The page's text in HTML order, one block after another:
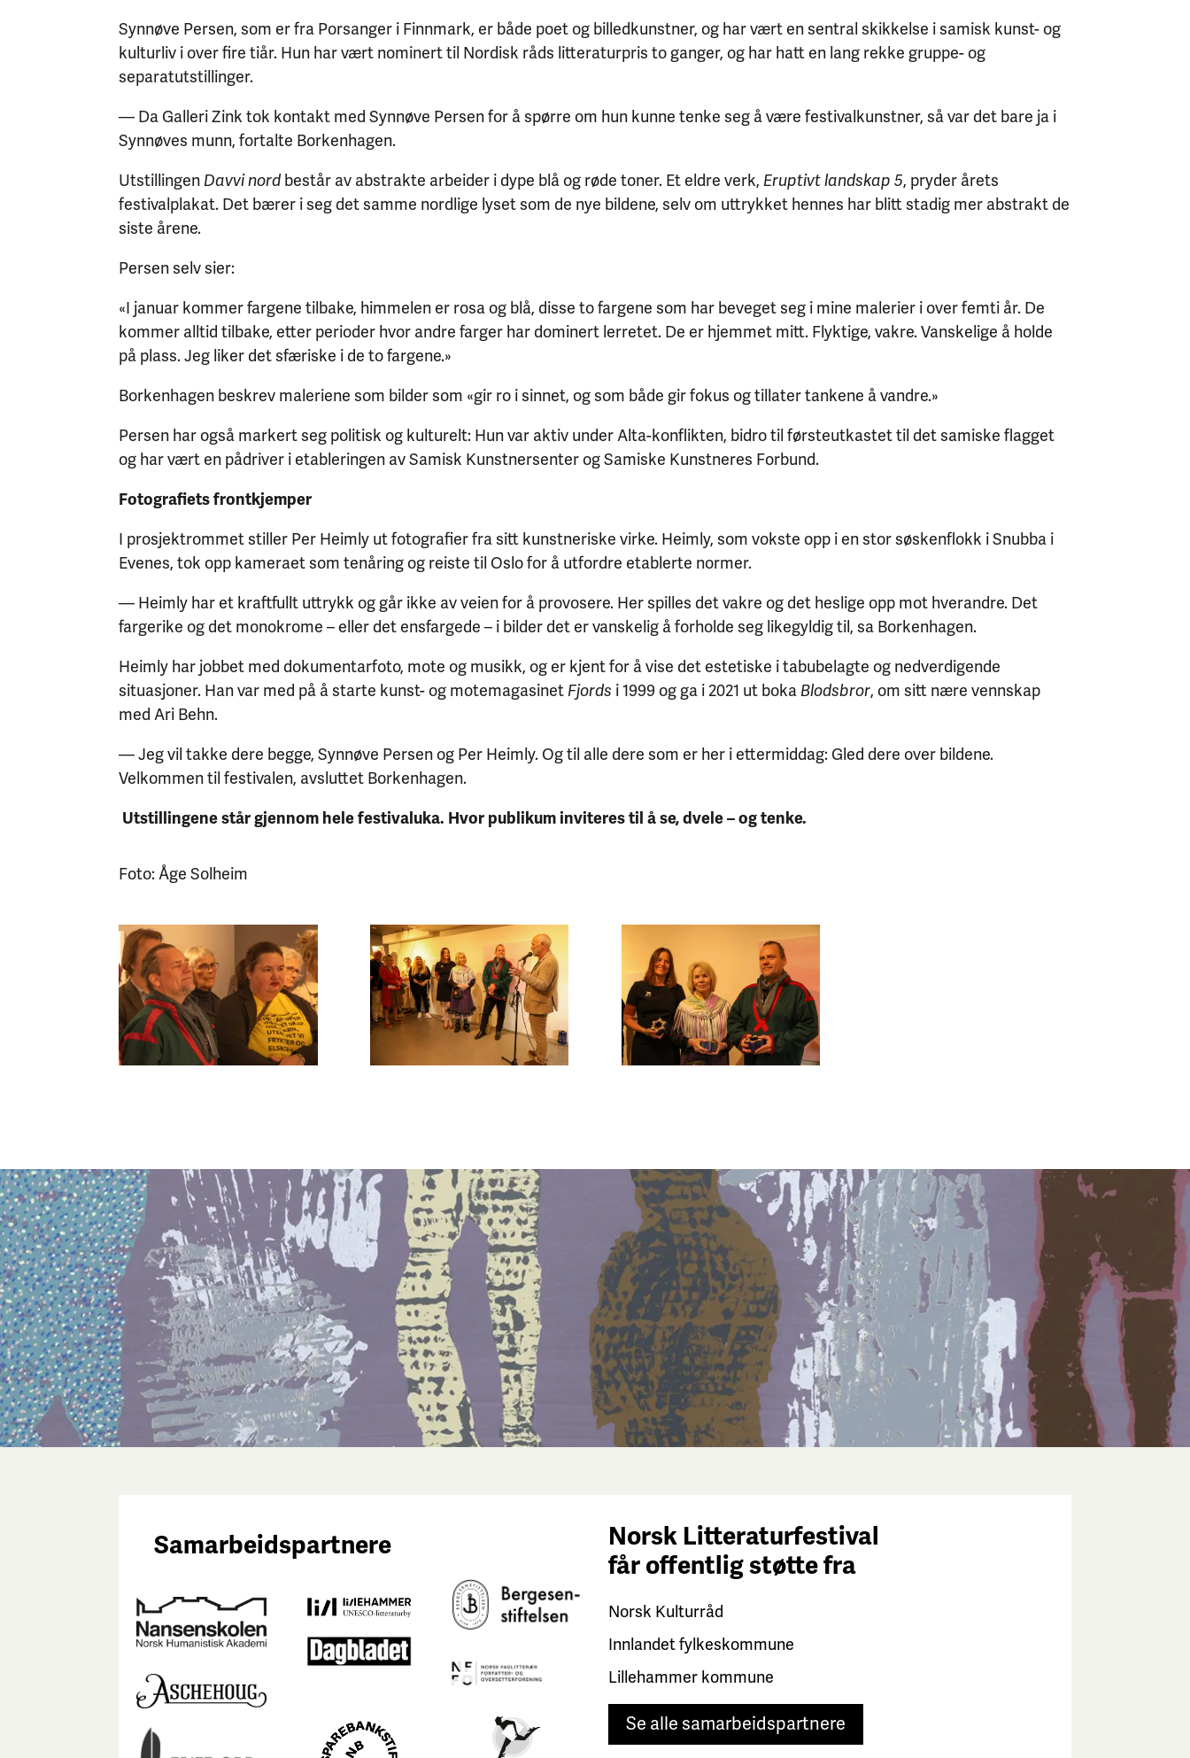
Synnøve Persen, som er fra Porsanger i Finnmark, er både poet og billedkunstner, og har vært en sentral skikkelse i samisk kunst- og
kulturliv i over fire tiår. Hun har vært nominert til Nordisk råds litteraturpris to ganger, og har hatt en lang rekke gruppe- og
separatutstillinger.
— Da Galleri Zink tok kontakt med Synnøve Persen for å spørre om hun kunne tenke seg å være festivalkunstner, så var det bare ja i
Synnøves munn, fortalte Borkenhagen.
Utstillingen Davvi nord består av abstrakte arbeider i dype blå og røde toner. Et eldre verk, Eruptivt landskap 5, pryder årets
festivalplakat. Det bærer i seg det samme nordlige lyset som de nye bildene, selv om uttrykket hennes har blitt stadig mer abstrakt de
siste årene.
Persen selv sier:
«I januar kommer fargene tilbake, himmelen er rosa og blå, disse to fargene som har beveget seg i mine malerier i over femti år. De
kommer alltid tilbake, etter perioder hvor andre farger har dominert lerretet. De er hjemmet mitt. Flyktige, vakre. Vanskelige å holde
på plass. Jeg liker det sfæriske i de to fargene.»
Borkenhagen beskrev maleriene som bilder som «gir ro i sinnet, og som både gir fokus og tillater tankene å vandre.»
Persen har også markert seg politisk og kulturelt: Hun var aktiv under Alta-konflikten, bidro til førsteutkastet til det samiske flagget
og har vært en pådriver i etableringen av Samisk Kunstnersenter og Samiske Kunstneres Forbund.
Fotografiets frontkjemper
I prosjektrommet stiller Per Heimly ut fotografier fra sitt kunstneriske virke. Heimly, som vokste opp i en stor søskenflokk i Snubba i
Evenes, tok opp kameraet som tenåring og reiste til Oslo for å utfordre etablerte normer.
— Heimly har et kraftfullt uttrykk og går ikke av veien for å provosere. Her spilles det vakre og det heslige opp mot hverandre. Det
fargerike og det monokrome – eller det ensfargede – i bilder det er vanskelig å forholde seg likegyldig til, sa Borkenhagen.
Heimly har jobbet med dokumentarfoto, mote og musikk, og er kjent for å vise det estetiske i tabubelagte og nedverdigende
situasjoner. Han var med på å starte kunst- og motemagasinet Fjords i 1999 og ga i 2021 ut boka Blodsbror, om sitt nære vennskap
med Ari Behn.
— Jeg vil takke dere begge, Synnøve Persen og Per Heimly. Og til alle dere som er her i ettermiddag: Gled dere over bildene.
Velkommen til festivalen, avsluttet Borkenhagen.
Utstillingene står gjennom hele festivaluka. Hvor publikum inviteres til å se, dvele – og tenke.
Foto: Åge Solheim
Samarbeidspartnere
Norsk Litteraturfestival
får offentlig støtte fra
Norsk Kulturråd
Innlandet fylkeskommune
Lillehammer kommune
Se alle samarbeidspartnere